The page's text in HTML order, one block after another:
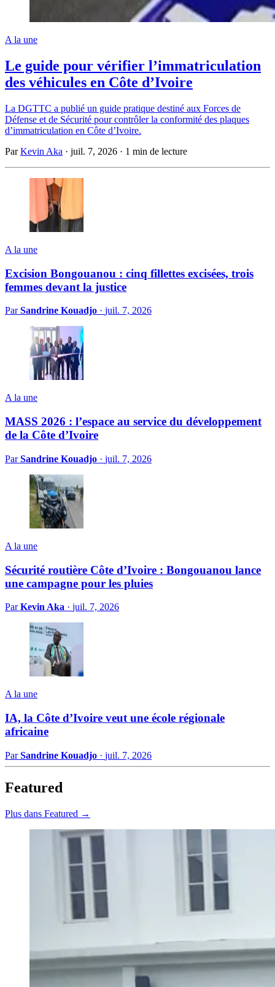
A la une
Le guide pour vérifier l’immatriculation
des véhicules en Côte d’Ivoire
La DGTTC a publié un guide pratique destiné aux Forces de
Défense et de Sécurité pour contrôler la conformité des plaques
d’immatriculation en Côte d’Ivoire.
ParKevin Aka · juil. 7, 2026 · 1 min de lecture
A la une
Excision Bongouanou : cinq fillettes excisées, trois
femmes devant la justice
ParSandrine Kouadjo · juil. 7, 2026
A la une
MASS 2026 : l’espace au service du développement
de la Côte d’Ivoire
ParSandrine Kouadjo · juil. 7, 2026
A la une
Sécurité routière Côte d’Ivoire : Bongouanou lance
une campagne pour les pluies
ParKevin Aka · juil. 7, 2026
A la une
IA, la Côte d’Ivoire veut une école régionale
africaine
ParSandrine Kouadjo · juil. 7, 2026
Featured
Plus dans Featured →